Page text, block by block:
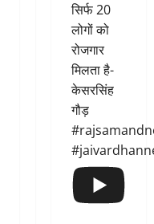
सिर्फ 20
लोगों को
रोजगार
मिलता है-
केसरसिंह
गौड़